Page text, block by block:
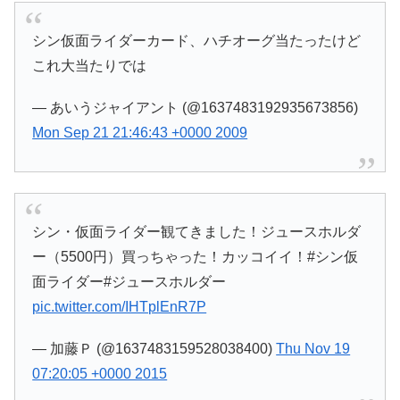
シン仮面ライダーカード、ハチオーグ当たったけど
これ大当たりでは
— あいうジャイアント (@1637483192935673856)
Mon Sep 21 21:46:43 +0000 2009
シン・仮面ライダー観てきました！ジュースホルダ
ー（5500円）買っちゃった！カッコイイ！#シン仮
面ライダー#ジュースホルダー
pic.twitter.com/IHTplEnR7P
— 加藤Ｐ (@1637483159528038400)Thu Nov 19
07:20:05 +0000 2015